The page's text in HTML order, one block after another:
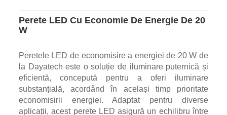
Perete LED Cu Economie De Energie De 20
W
Peretele LED de economisire a energiei de 20 W de
la Dayatech este o soluție de iluminare puternică și
eficientă, concepută pentru a oferi iluminare
substanțială, acordând în același timp prioritate
economisirii energiei. Adaptat pentru diverse
aplicații, acest perete LED asigură un echilibru între